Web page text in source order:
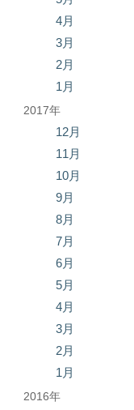
4月
3月
2月
1月
2017年
12月
11月
10月
9月
8月
7月
6月
5月
4月
3月
2月
1月
2016年